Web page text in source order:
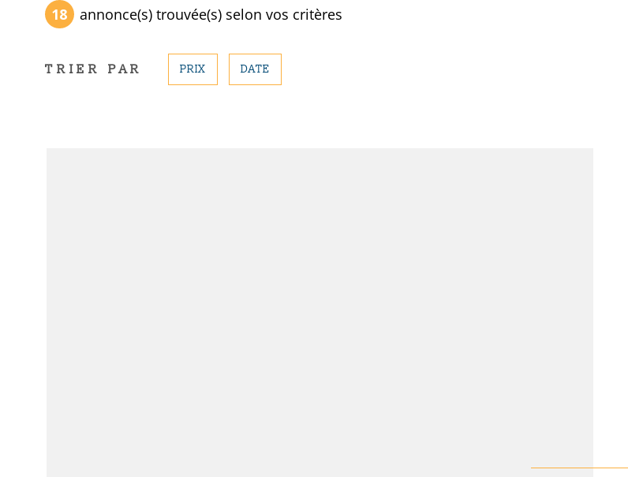
18 annonce(s) trouvée(s) selon vos critères
TRIER PAR PRIX DATE